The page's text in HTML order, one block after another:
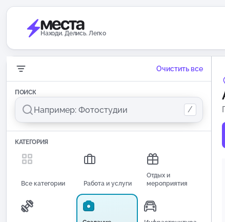
Находи. Делись. Легко
Очистить все
ПОИСК
/
КАТЕГОРИЯ
Все категории Работа и услуги
Отдых и
мероприятия